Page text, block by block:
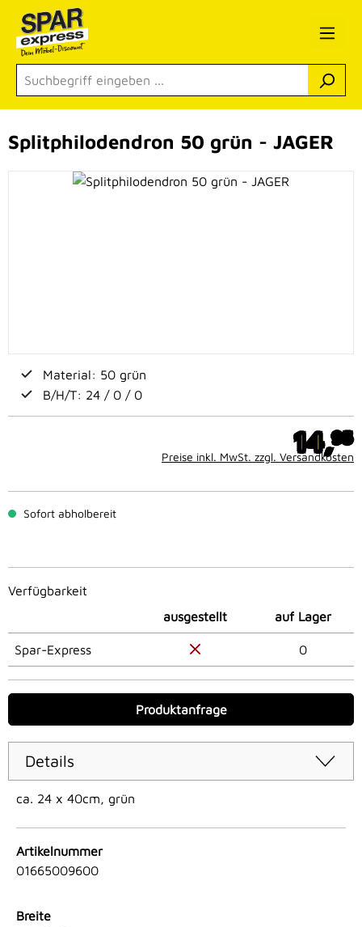
Zum Hauptinhalt springen
Bildergalerie überspringen
Splitphilodendron 50 grün - JAGER
Material: 50 grün
B/H/T: 24 / 0 / 0
14,95
Preise inkl. MwSt. zzgl. Versandkosten
Sofort abholbereit
Verfügbarkeit
ausgestellt
auf Lager
Spar-Express 0
Produktanfrage
Details
ca. 24 x 40cm, grün
Artikelnummer
01665009600
Breite